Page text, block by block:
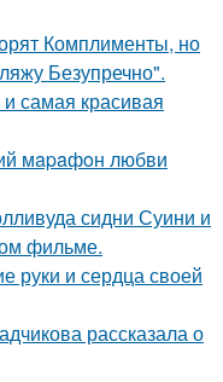
Комплименты, но
Безупречно".
самая красивая
мapaфoн любви
сидни Суини и
фильме.
руки и сердца своей
рассказала о